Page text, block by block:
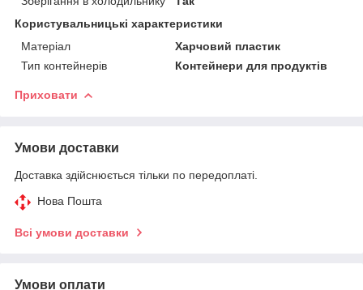
Користувальницькі характеристики
Матеріал
Харчовий пластик
Тип контейнерів
Контейнери для продуктів
Приховати
Умови доставки
Доставка здійснюється тільки по передоплаті.
Нова Пошта
Всі умови доставки
Умови оплати